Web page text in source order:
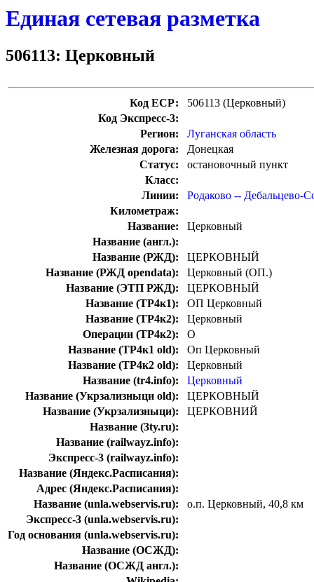
Единая сетевая разметка
506113: Церковный
Код ЕСР:
506113 (Церковный)
Код Экспресс-3:
Регион:
Луганская область
Железная дорога:
Донецкая
Статус:
остановочный пункт
Класс:
Линии:
Родаково -- Дебальцево-
Километраж:
Название:
Церковный
Название (англ.):
Название (РЖД):
ЦЕРКОВНЫЙ
Название (РЖД opendata):
Церковный (ОП.)
Название (ЭТП РЖД):
ЦЕРКОВНЫЙ
Название (ТР4к1):
ОП Церковный
Название (ТР4к2):
Церковный
Операции (ТР4к2):
О
Название (ТР4к1 old):
Оп Церковный
Название (ТР4к2 old):
Церковный
Название (tr4.info):
Церковный
Название (Укрзализныци old):
ЦЕРКОВНЫЙ
Название (Укрзализныци):
ЦЕРКОВНИЙ
Название (3ty.ru):
Название (railwayz.info):
Экспресс-3 (railwayz.info):
Название (Яндекс.Расписания):
Адрес (Яндекс.Расписания):
Название (unla.webservis.ru):
о.п. Церковный, 40,8 км
Экспресс-3 (unla.webservis.ru):
Год основания (unla.webservis.ru):
Название (ОСЖД):
Название (ОСЖД англ.):